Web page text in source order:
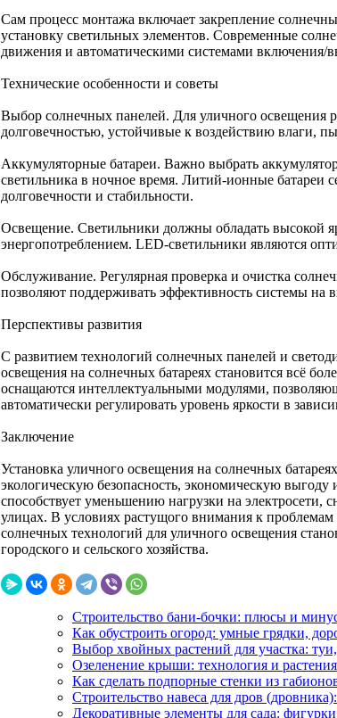
Сам процесс монтажа включает закрепление
установку светильных элементов. Современные
движения и автоматическими системами включения/
Технические особенности и советы
Выбор солнечных панелей. Для уличного освещения
долговечностью, устойчивые к воздействию влаги,
Аккумуляторные батареи. Важно выбрать
светильника в ночное время. Литий-ионные батареи
долговечности и стабильности.
Освещение. Светильники должны обладать высокой
энергопотреблением. LED-светильники являются
Обслуживание. Регулярная проверка и очистка
позволяют поддерживать эффективность системы на
Перспективы развития
С развитием технологий солнечных панелей и
освещения на солнечных батареях становится всё
оснащаются интеллектуальными модулями,
автоматически регулировать уровень яркости в
Заключение
Установка уличного освещения на солнечных
экологическую безопасность, экономическую
способствует уменьшению нагрузки на
улицах. В условиях растущого внимания к
солнечных технологий для уличного освещения
городского и сельского хозяйства.
Строительство бани-бочки: плюсы и
Как обустроить огород: умные грядки,
Выбор хвойных растений для участка:
Озеленение крыши: технология и растения
Как сделать подпорные стенки из
Строительство навеса для дров
Декоративные элементы для сада: